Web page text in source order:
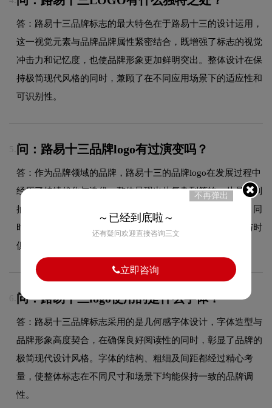
答：路易十三品牌标志的最大特色在于路易十三的设计运用，
这一视觉元素与品牌品牌属性紧密结合，既增强了标志的视觉
冲击力和记忆度，也使品牌形象更加鲜明突出。整体设计在保
持极简现代风格的同时，兼顾了在不同应用场景下的适应性和
可识别性。
5. 问：路易十三品牌logo有过演变吗？
答：作为品牌领域的品牌，路易十三的品牌logo在发展过程中
经历了持续优化与迭代，整体呈现出从复杂到简约、从具象到
抽象的现代化演变趋势。每一次更新都紧跟时代审美潮流，同
时保持品牌核心识别元素的延续性，使品牌视觉形象始终与时
俱进，历久弥新。
6. 问：路易十三logo使用的是什么字体？
答：路易十三品牌标志采用的是几何感字体设计，字体造型与
品牌形象高度契合，在确保良好阅读性的同时，彰显了品牌的
极简现代设计风格。字体的结构、粗细及间距都经过精心考
量，使整体标志在不同尺寸和场景下均能保持一致的品牌调
性。
不再弹出
～已经到底啦～
还有疑问欢迎直接咨询三文
立即咨询